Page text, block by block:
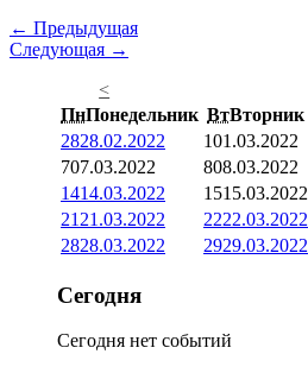
← Предыдущая
Следующая →
<
ПнПонедельник ВтВторник
2828.02.2022 101.03.2022
707.03.2022 808.03.2022
1414.03.2022 1515.03.2022
21 21.03.2022 2222.03.2022
2828.03.2022 2929.03.2022
Сегодня
Сегодня нет событий